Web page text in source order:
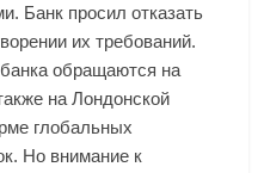
Банк просил отказать
их требований.
обращаются на
на Лондонской
глобальных
Но внимание к